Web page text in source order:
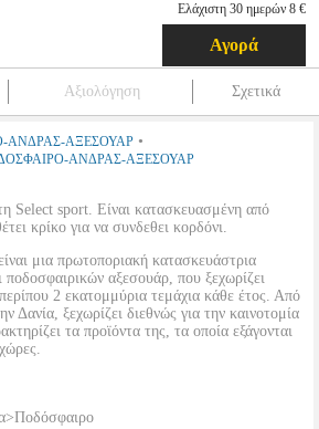
Ελάχιστη 30 ημερών 8 €
Αγορά
Αξιολόγηση Σχετικά
ΑΝΔΡΑΣ-ΑΞΕΣΟΥΑΡ •
ΑΝΔΡΑΣ-ΑΞΕΣΟΥΑΡ
Select sport. Είναι κατασκευασμένη από
κρίκο για να συνδεθει κορδόνι.
μια πρωτοποριακή κατασκευάστρια
ποδοσφαιρικών αξεσουάρ, που ξεχωρίζει
2 εκατομμύρια τεμάχια κάθε έτος. Από
Δανία, ξεχωρίζει διεθνώς για την καινοτομία
τα προϊόντα της, τα οποία εξάγονται